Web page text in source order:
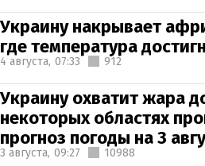
Украину накрывает
где температура
4 августа, 07:33 912
Украину охватит жара
некоторых областях
прогноз погоды на 3
3 августа, 09:27 10988